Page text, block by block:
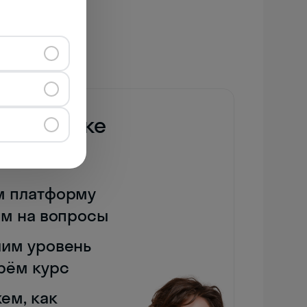
уроке
платформу
на вопросы
уровень
курс
как